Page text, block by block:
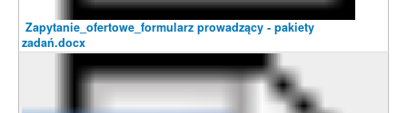
Zapytanie_ofertowe_formularz prowadzący - pakiety
zadań.docx